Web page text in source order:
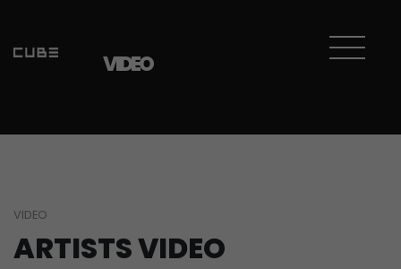
VIDEO
VIDEO
ARTISTS VIDEO